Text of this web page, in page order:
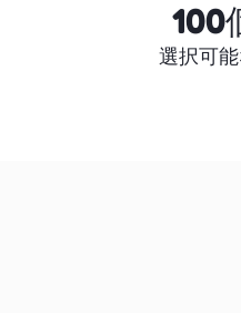
100
選択可